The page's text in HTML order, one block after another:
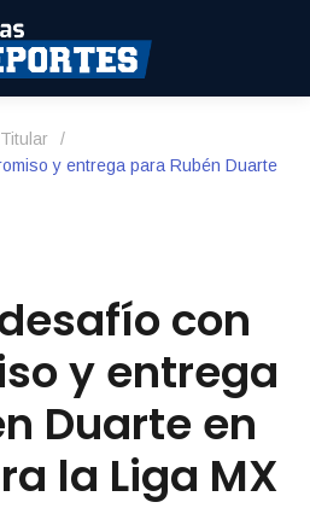
Titular
/
y entrega para Rubén Duarte
con
y entrega
Duarte en
la Liga MX